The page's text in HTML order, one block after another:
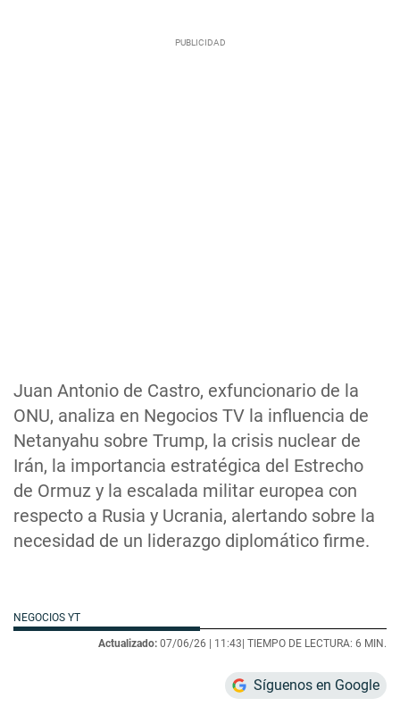
Juan Antonio de Castro, exfuncionario de la
ONU, analiza en Negocios TV la influencia de
Netanyahu sobre Trump, la crisis nuclear de
Irán, la importancia estratégica del Estrecho
de Ormuz y la escalada militar europea con
respecto a Rusia y Ucrania, alertando sobre la
necesidad de un liderazgo diplomático firme.
NEGOCIOS YT
Actualizado: 07/06/26 | 11:43| TIEMPO DE LECTURA: 6 MIN.
Síguenos en Google